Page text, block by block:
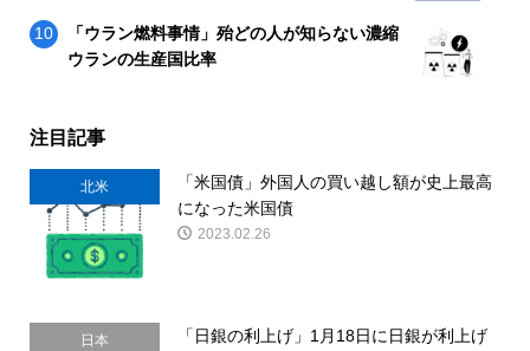
「ウラン燃料事情」殆どの人が知らない濃縮
ウランの生産国比率
注目記事
北米
「米国債」外国人の買い越し額が史上最高
になった米国債
2023.02.26
日本
「日銀の利上げ」1月18日に日銀が利上げ